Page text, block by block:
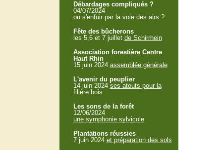
Débardages compliqués ?
04/07/2024
ou s'enfuir par la voie des airs ?
Fête des bûcherons
les 5,6 et 7 juillet de Schirrhein
Association forestière Centre
Haut Rhin
15 juin 2024 assemblée générale
L'avenir du peuplier
14 juin 2024 ses atouts pour la
filière bois
Les sons de la forêt
12/06/2024
une symphonie sylvicole
Plantations réussies
7 juin 2024 et préparation des sols